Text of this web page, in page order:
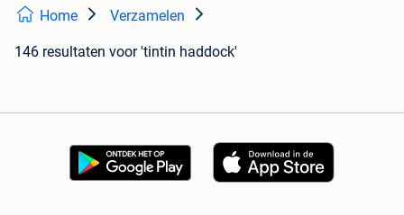
Home Verzamelen
146 resultaten voor 'tintin haddock'